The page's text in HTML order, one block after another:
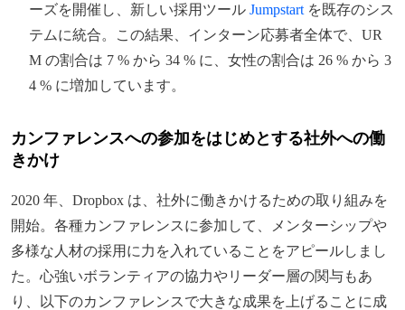
ーズを開催し、新しい採用ツール Jumpstart を既存のシス
テムに統合。この結果、インターン応募者全体で、UR
M の割合は 7 % から 34 % に、女性の割合は 26 % から 3
4 % に増加しています。
カンファレンスへの参加をはじめとする社外への働
きかけ
2020 年、Dropbox は、社外に働きかけるための取り組みを
開始。各種カンファレンスに参加して、メンターシップや
多様な人材の採用に力を入れていることをアピールしまし
た。心強いボランティアの協力やリーダー層の関与もあ
り、以下のカンファレンスで大きな成果を上げることに成